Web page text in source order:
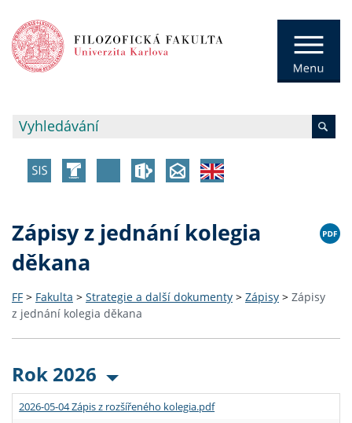
Zápisy z jednání kolegia
děkana
FF > Fakulta > Strategie a další dokumenty > Zápisy > Zápisy
z jednání kolegia děkana
Rok 2026
2026-05-04 Zápis z rozšířeného kolegia.pdf